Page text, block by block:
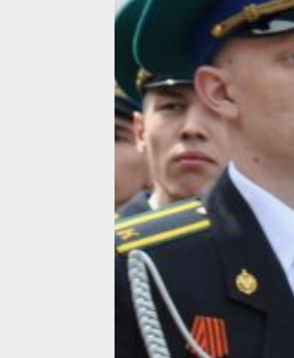
для прохождения военной службы в
РФ и другие воинские формирования
тысячи человек.
В пресс-релизе указано, что призывные
работу своевременно — с 1 октября, а
призывников со сборных пунктов в
октября. Как и в предыдущие призывные
молодые люди, прибывшие в
выбора пройти военную службу в
и родах войск с учетом состояния
профессионального психологического
Для обеспечения воинских перевозок были
задействованы 11 рейсов самолетов
178 рейсов гражданской авиации, 16
пассажирские поезда, а также
частей.
В пункты дислокации подразделений ВС
регионах Российской Федерации — это
и Луганская народные республики,
и Запорожская области, или для участия
выполнении задач СВО»,
не направлялись, заверили в ведомстве.
Также в Минобороны сообщили, что
уделялось комплектованию научных и
производственных подразделений, а
рот. В научные и
было направлено 578 человек, а в
членов сборной России по олимпийским
Военнослужащие по призыву,
установленные сроки военной службы,